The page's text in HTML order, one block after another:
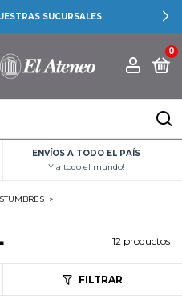
SUCURSALES
0
ENVÍOS A TODO EL PAÍS
Y a todo el mundo!
>
12 productos
FILTRAR